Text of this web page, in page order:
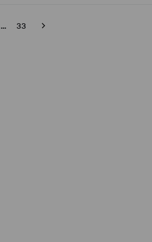
... 33